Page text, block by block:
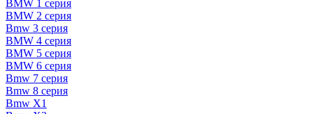
BMW 1 серия
BMW 2 серия
Bmw 3 серия
BMW 4 серия
BMW 5 серия
BMW 6 серия
Bmw 7 серия
Bmw 8 серия
Bmw X1